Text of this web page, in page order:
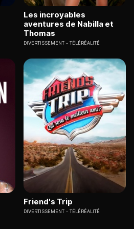
Les incroyables
aventures de Nabilla et
Thomas
DIVERTISSEMENT TÉLÉRÉALITÉ
Friend's Trip
DIVERTISSEMENT TÉLÉRÉALITÉ